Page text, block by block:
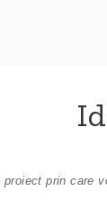
prin care